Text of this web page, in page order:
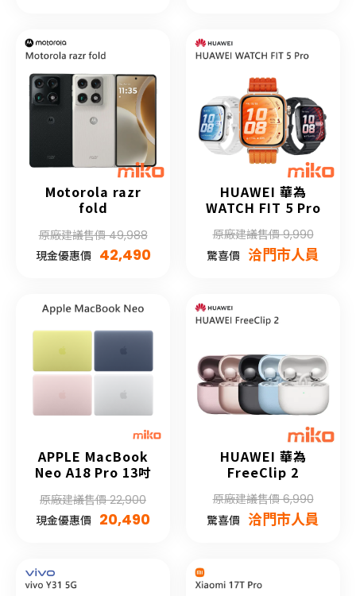
Motorola razr
fold
原廠建議售價 49,988
現金優惠價 42,490
HUAWEI 華為
WATCH FIT 5 Pro
原廠建議售價 9,990
驚喜價 洽門市人員
APPLE MacBook
Neo A18 Pro 13吋
原廠建議售價 22,900
現金優惠價 20,490
HUAWEI 華為
FreeClip 2
原廠建議售價 6,990
驚喜價 洽門市人員